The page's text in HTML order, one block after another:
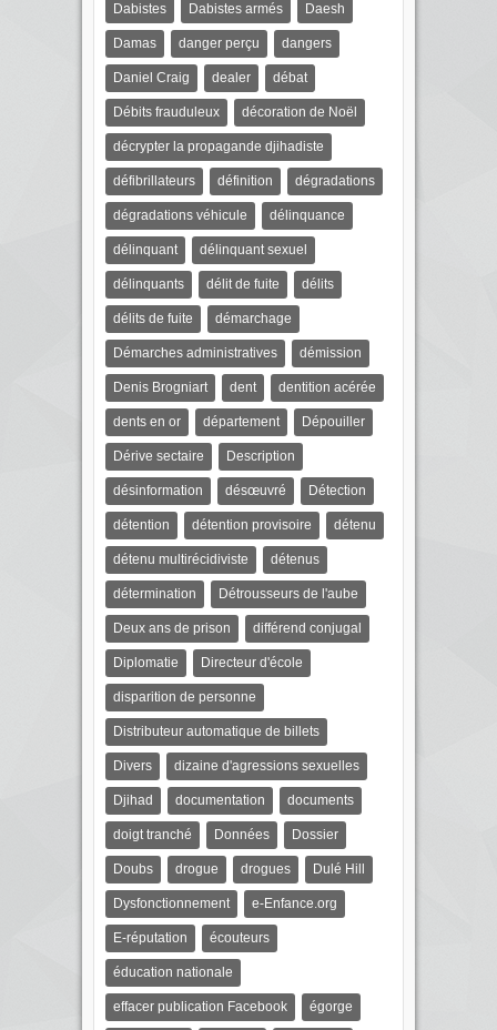
Dabistes Dabistes armés Daesh
Damas danger perçu dangers
Daniel Craig dealer débat
Débits frauduleux décoration de Noël
décrypter la propagande djihadiste
défibrillateurs définition dégradations
dégradations véhicule délinquance
délinquant délinquant sexuel
délinquants délit de fuite délits
délits de fuite démarchage
Démarches administratives démission
Denis Brogniart dent dentition acérée
dents en or département Dépouiller
Dérive sectaire Description
désinformation désœuvré Détection
détention détention provisoire détenu
détenu multirécidiviste détenus
détermination Détrousseurs de l'aube
Deux ans de prison différend conjugal
Diplomatie Directeur d'école
disparition de personne
Distributeur automatique de billets
Divers dizaine d'agressions sexuelles
Djihad documentation documents
doigt tranché Données Dossier
Doubs drogue drogues Dulé Hill
Dysfonctionnement e-Enfance.org
E-réputation écouteurs
éducation nationale
effacer publication Facebook égorge